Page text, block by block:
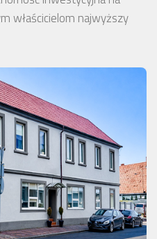
właścicielom najwyższy